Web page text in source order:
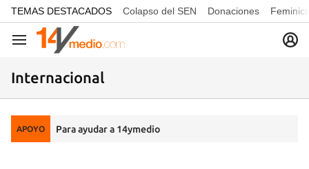
common.go-to-content
TEMAS DESTACADOS Colapso del SEN Donaciones
Navegación
Internacional
APOYO Para ayudar a 14ymedio